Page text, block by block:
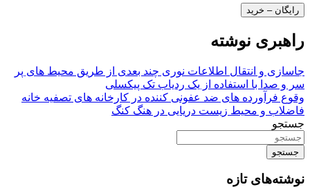
رایگان – خرید
راهبری نوشته
جاسازی و انتقال اطلاعات نوری چند بعدی از طریق محیط های پر
سر و صدا با استفاده از یک ردیاب تک پیکسلی
وقوع فرآورده های ضد عفونی کننده در کارخانه های تصفیه خانه
فاضلاب و محیط زیست دریایی در هنگ کنگ
جستجو
جستجو
نوشته‌های تازه